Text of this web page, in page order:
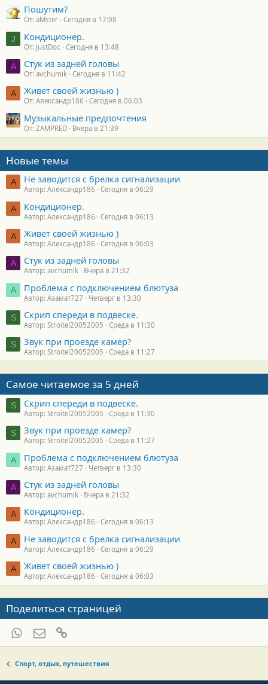
Пошутим?
От: aMster Сегодня в 17:08
J Кондиционер.
От: JustDoc Сегодня в 13:48
A Стук из задней головы
От: avchumik Сегодня в 11:42
А Живет своей жизнью )
От: Александр186 Сегодня в 06:03
Музыкальные предпочтения
От: ZAMPRED Вчера в 21:39
Новые темы
А Не заводится с брелка сигнализации
Автор: Александр186 Сегодня в 06:29
А Кондиционер.
Автор: Александр186 Сегодня в 06:13
А Живет своей жизнью )
Автор: Александр186 Сегодня в 06:03
A Стук из задней головы
Автор: avchumik Вчера в 21:32
А Проблема с подключением блютуза
Автор: Азамат727 Четверг в 13:30
S Скрип спереди в подвеске.
Автор: Stroitel20052005 Среда в 11:30
S Звук при проезде камер?
Автор: Stroitel20052005 Среда в 11:27
Самое читаемое за 5 дней
S Скрип спереди в подвеске.
Автор: Stroitel20052005 Среда в 11:30
S Звук при проезде камер?
Автор: Stroitel20052005 Среда в 11:27
А Проблема с подключением блютуза
Автор: Азамат727 Четверг в 13:30
A Стук из задней головы
Автор: avchumik Вчера в 21:32
А Кондиционер.
Автор: Александр186 Сегодня в 06:13
А Не заводится с брелка сигнализации
Автор: Александр186 Сегодня в 06:29
А Живет своей жизнью )
Автор: Александр186 Сегодня в 06:03
Поделиться страницей
WhatsAppЭлектронная почта
Спорт, отдых, путешествия